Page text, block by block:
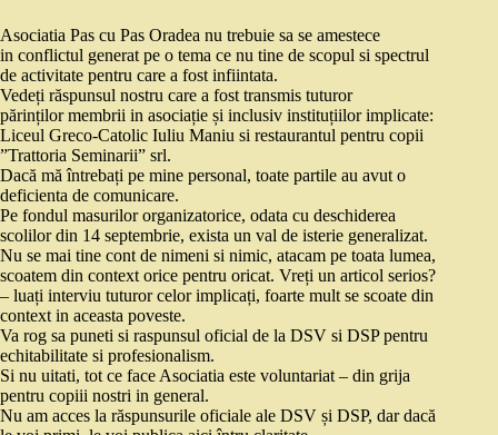
Asociatia Pas cu Pas Oradea nu trebuie sa se amestece
in conflictul generat pe o tema ce nu tine de scopul si spectrul
de activitate pentru care a fost infiintata.
Vedeți răspunsul nostru care a fost transmis tuturor
părinților membrii in asociație și inclusiv instituțiilor implicate:
Liceul Greco-Catolic Iuliu Maniu si restaurantul pentru copii
”Trattoria Seminarii” srl.
Dacă mă întrebați pe mine personal, toate partile au avut o
deficienta de comunicare.
Pe fondul masurilor organizatorice, odata cu deschiderea
scolilor din 14 septembrie, exista un val de isterie generalizat.
Nu se mai tine cont de nimeni si nimic, atacam pe toata lumea,
scoatem din context orice pentru oricat. Vreți un articol serios?
– luați interviu tuturor celor implicați, foarte mult se scoate din
context in aceasta poveste.
Va rog sa puneti si raspunsul oficial de la DSV si DSP pentru
echitabilitate si profesionalism.
Si nu uitati, tot ce face Asociatia este voluntariat – din grija
pentru copiii nostri in general.
Nu am acces la răspunsurile oficiale ale DSV și DSP, dar dacă